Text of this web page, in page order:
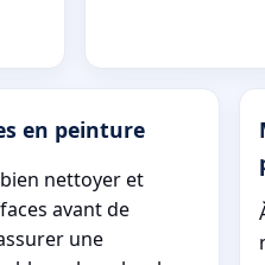
en peinture
nettoyer et
avant de
une